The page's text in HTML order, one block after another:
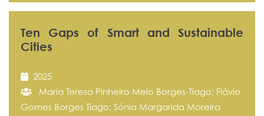
Ten Gaps of Smart and Sustainable
Cities
2025
Maria Teresa Pinheiro Melo Borges-Tiago; Flávio
Gomes Borges Tiago; Sónia Margarida Moreira